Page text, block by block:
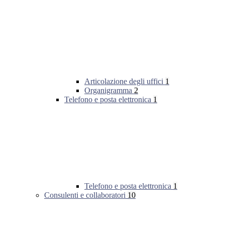
Articolazione degli uffici 1
Organigramma 2
Telefono e posta elettronica 1
Telefono e posta elettronica 1
Consulenti e collaboratori 10